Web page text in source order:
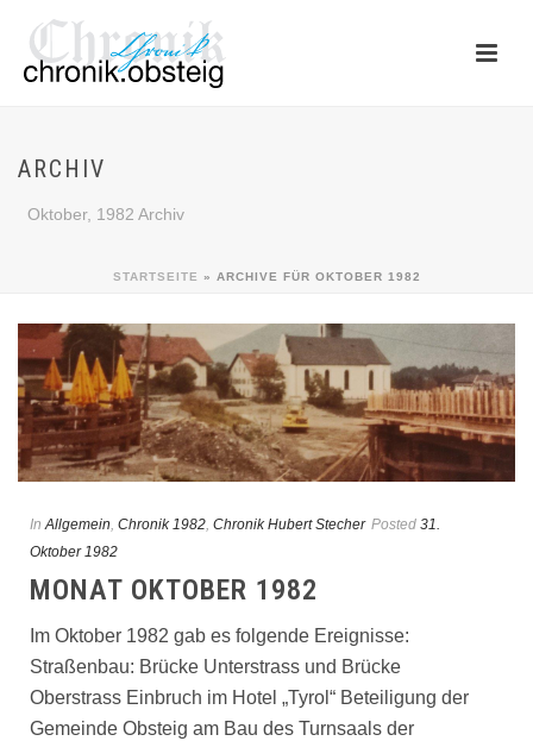
ARCHIV
Oktober, 1982 Archiv
STARTSEITE » ARCHIVE FÜR OKTOBER 1982
In Allgemein, Chronik 1982, Chronik Hubert Stecher Posted 31.
Oktober 1982
MONAT OKTOBER 1982
Im Oktober 1982 gab es folgende Ereignisse:
Straßenbau: Brücke Unterstrass und Brücke
Oberstrass Einbruch im Hotel „Tyrol“ Beteiligung der
Gemeinde Obsteig am Bau des Turnsaals der